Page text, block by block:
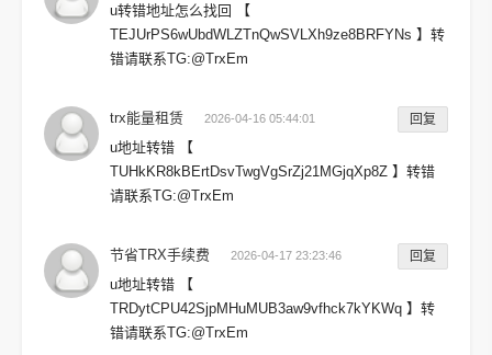
u转错地址怎么找回 【
TEJUrPS6wUbdWLZTnQwSVLXh9ze8BRFYNs 】转
错请联系TG:@TrxEm
trx能量租赁 2026-04-16 05:44:01 回复
u地址转错 【
TUHkKR8kBErtDsvTwgVgSrZj21MGjqXp8Z 】转错
请联系TG:@TrxEm
节省TRX手续费 2026-04-17 23:23:46 回复
u地址转错 【
TRDytCPU42SjpMHuMUB3aw9vfhck7kYKWq 】转
错请联系TG:@TrxEm